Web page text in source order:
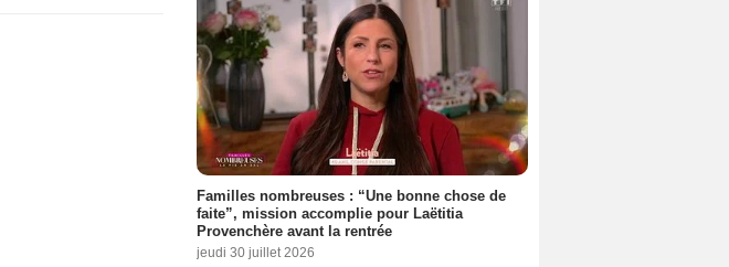
Familles nombreuses : “Une bonne chose de
faite”, mission accomplie pour Laëtitia
Provenchère avant la rentrée
jeudi 30 juillet 2026